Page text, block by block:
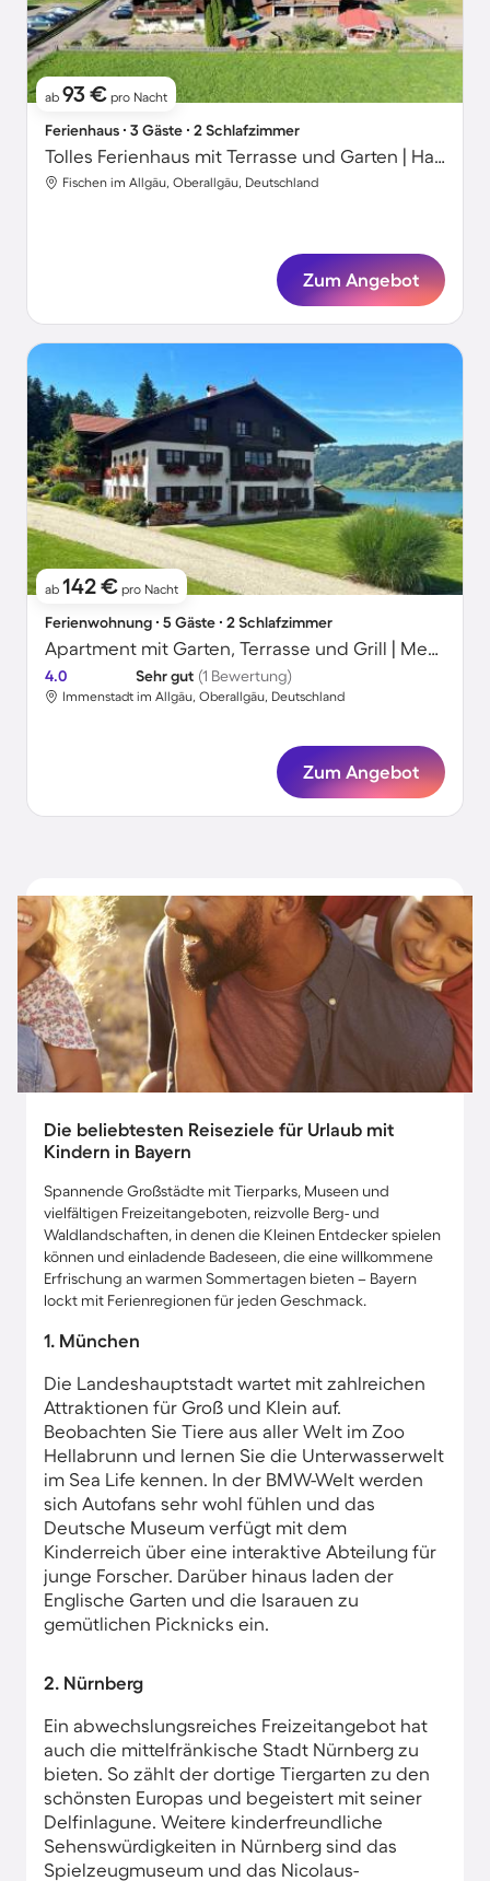
ab 93 € pro Nacht
Ferienhaus ∙ 3 Gäste ∙ 2 Schlafzimmer
Tolles Ferienhaus mit Terrasse und Garten | Haustiere sind willkommen
Fischen im Allgäu, Oberallgäu, Deutschland
Zum Angebot
ab 142 € pro Nacht
Ferienwohnung ∙ 5 Gäste ∙ 2 Schlafzimmer
Apartment mit Garten, Terrasse und Grill | Meerblick
4.0 Sehr gut (1 Bewertung)
Immenstadt im Allgäu, Oberallgäu, Deutschland
Zum Angebot
Die beliebtesten Reiseziele für Urlaub mit
Kindern in Bayern
Spannende Großstädte mit Tierparks, Museen und
vielfältigen Freizeitangeboten, reizvolle Berg- und
Waldlandschaften, in denen die Kleinen Entdecker spielen
können und einladende Badeseen, die eine willkommene
Erfrischung an warmen Sommertagen bieten – Bayern
lockt mit Ferienregionen für jeden Geschmack.
1. München
Die Landeshauptstadt wartet mit zahlreichen
Attraktionen für Groß und Klein auf.
Beobachten Sie Tiere aus aller Welt im Zoo
Hellabrunn und lernen Sie die Unterwasserwelt
im Sea Life kennen. In der BMW-Welt werden
sich Autofans sehr wohl fühlen und das
Deutsche Museum verfügt mit dem
Kinderreich über eine interaktive Abteilung für
junge Forscher. Darüber hinaus laden der
Englische Garten und die Isarauen zu
gemütlichen Picknicks ein.
2. Nürnberg
Ein abwechslungsreiches Freizeitangebot hat
auch die mittelfränkische Stadt Nürnberg zu
bieten. So zählt der dortige Tiergarten zu den
schönsten Europas und begeistert mit seiner
Delfinlagune. Weitere kinderfreundliche
Sehenswürdigkeiten in Nürnberg sind das
Spielzeugmuseum und das Nicolaus-